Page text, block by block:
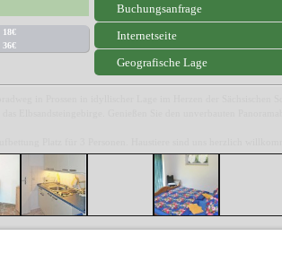
Buchungsanfrage
Internetseite
Geografische Lage
18€
36€